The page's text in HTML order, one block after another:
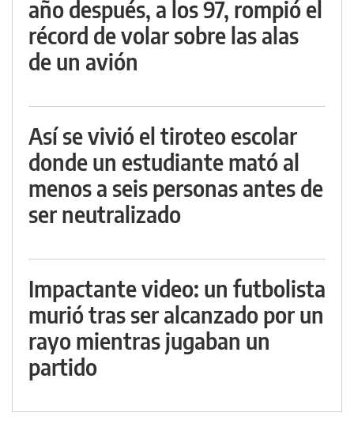
año después, a los 97, rompió el
récord de volar sobre las alas
de un avión
Así se vivió el tiroteo escolar
donde un estudiante mató al
menos a seis personas antes de
ser neutralizado
Impactante video: un futbolista
murió tras ser alcanzado por un
rayo mientras jugaban un
partido